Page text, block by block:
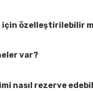
özelleştirilebilir
var?
nasıl rezerve